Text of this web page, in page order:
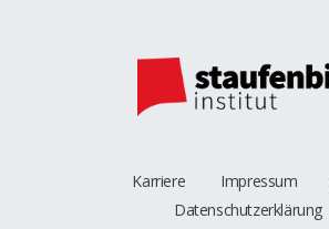
Karriere Impressum
Datenschutzerklärung